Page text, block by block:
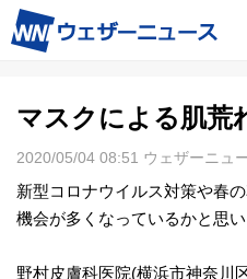
マスクによる肌荒
2020/05/04 08:51 ウェザーニュ
新型コロナウイルス対策や春
機会が多くなっているかと思い
野村皮膚科医院(横浜市神奈川